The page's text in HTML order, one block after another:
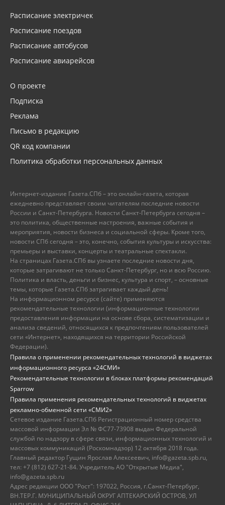
Расписание электричек
Расписание поездов
Расписание автобусов
Расписание авиарейсов
О проекте
Подписка
Реклама
Письмо в редакцию
QR код компании
Политика обработки персональных данных
Интернет-издание Газета.СПб – это онлайн-газета, которая
ежедневно представляет своим читателям последние новости
России и Санкт-Петербурга. Новости Санкт-Петербурга сегодня –
это политика, общественные настроения, важные события и
мероприятия, новости бизнеса и социальной сферы. Кроме того,
новости СПб сегодня – это, конечно, события культуры и искусства:
премьеры и выставки, концерты и театральные спектакли.
На страницах Газета.СПб вы узнаете последние новости дня,
которые затрагивают не только Санкт-Петербург, но и всю Россию.
Политика и власть, деньги и бизнес, культура и спорт, – основные
темы, которые Газета.СПб затрагивает каждый день!
На информационном ресурсе (сайте) применяются
рекомендательные технологии (информационные технологии
предоставления информации на основе сбора, систематизации и
анализа сведений, относящихся к предпочтениям пользователей
сети «Интернет», находящихся на территории Российской
Федерации).
Правила о применении рекомендательных технологий в виджетах
информационного ресурса «24СМИ»
Рекомендательные технологии в блоках платформы рекомендаций
Sparrow
Правила применения рекомендательных технологий в виджетах
рекламно-обменной сети «СМИ2»
Сетевое издание Газета.СПб Регистрационный номер средства
массовой информации Эл № ФС77-73908 выдан Федеральной
службой по надзору в сфере связи, информационных технологий и
массовых коммуникаций (Роскомнадзор) 12 октября 2018 года.
Главный редактор Гущин Ярослав Алексеевич, info@gazeta.spb.ru,
тел: +7 (812) 627-21-84. Учредитель АО "Открытые Медиа",
info@gazeta.spb.ru
Адрес редакции ООО "Рост": 197022, Россия, г.Санкт-Петербург,
ВН.ТЕР.Г. МУНИЦИПАЛЬНЫЙ ОКРУГ АПТЕКАРСКИЙ ОСТРОВ, УЛ